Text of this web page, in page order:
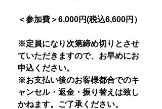
＜参加費＞6,000円(税込6,600円）
※定員になり次第締め切りとさせ
ていただきますので、お早めにお
申込ください。
※お支払い後のお客様都合でのキ
ャンセル・返金・振り替えは致し
かねます。ご了承ください。